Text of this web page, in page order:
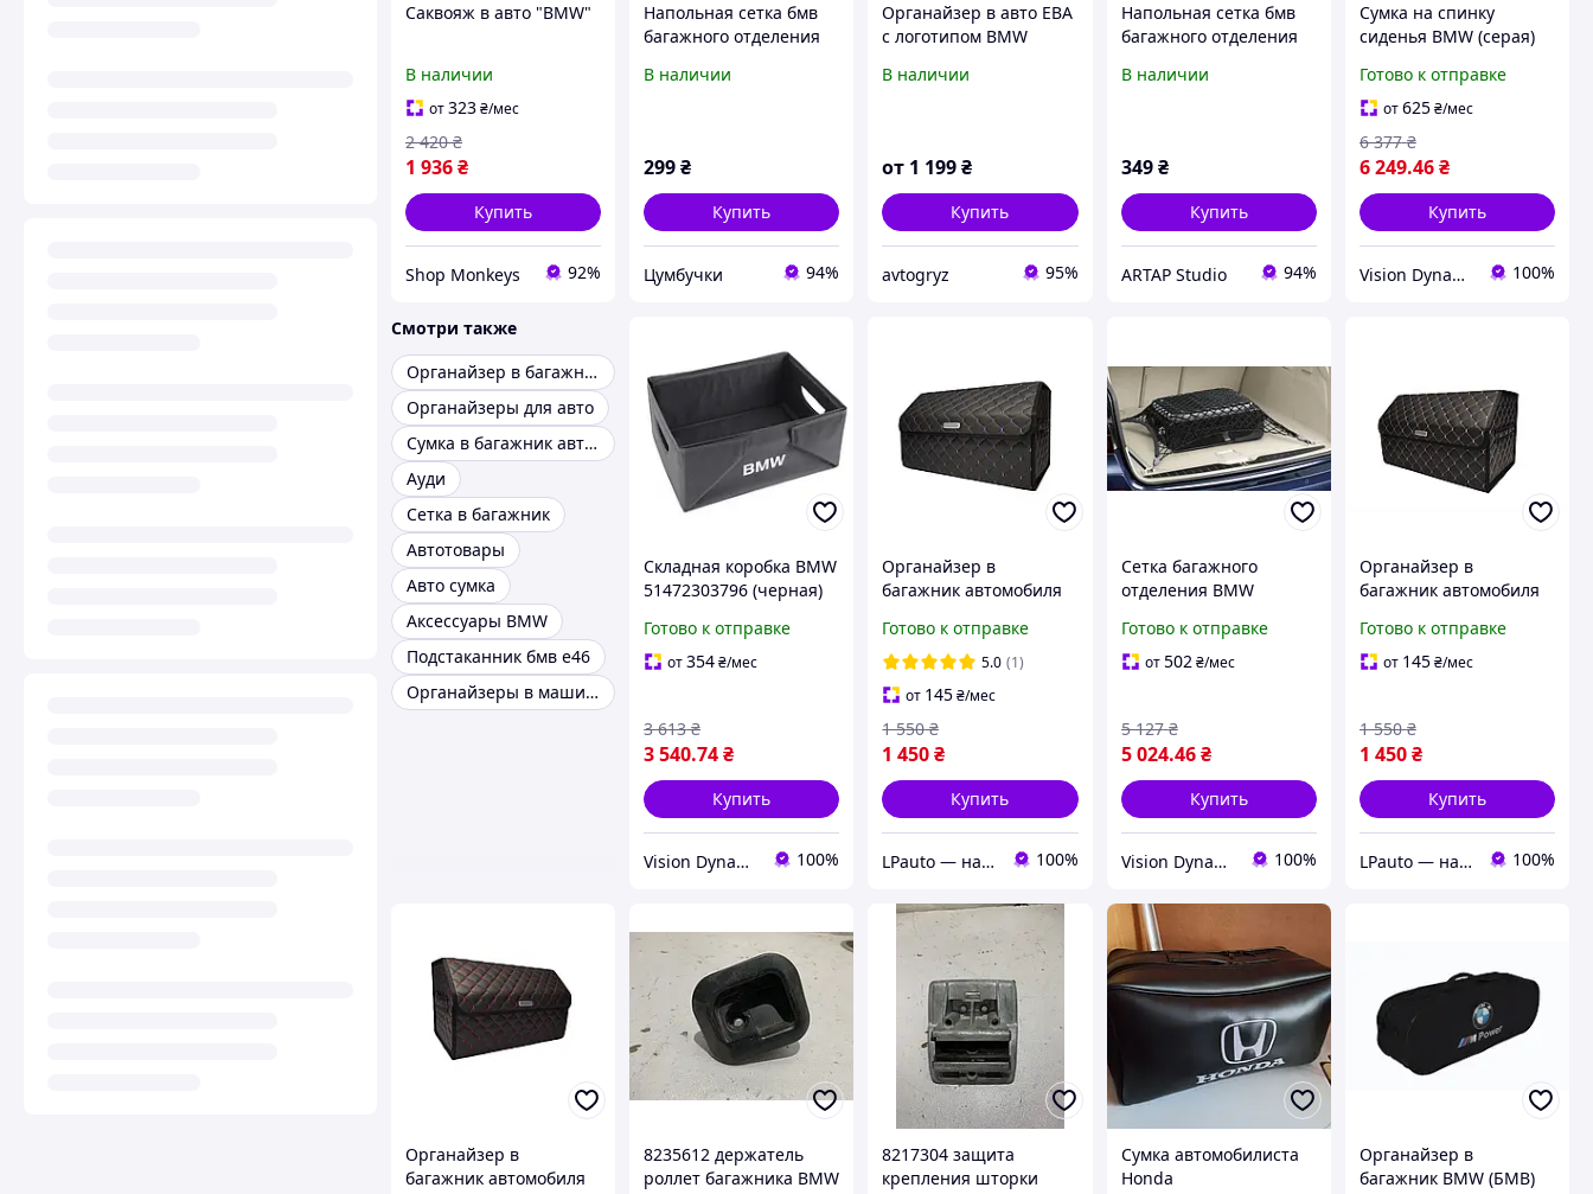
Саквояж в авто "BMW"
В наличии
от323₴/мес
1 936₴
2 420 ₴
Купить
Shop Monkeys 92%
Напольная сетка бмв
багажного отделения
3 F31 X1 F48
В наличии
299₴
Купить
Цумбучки 94%
Органайзер в авто ЕВА
с логотипом BMW
В наличии
от 1 199₴
Купить
avtogryz 95%
Напольная сетка бмв
багажного отделения
3 F31 X1 F48
В наличии
349 ₴
Купить
ARTAP Studio 94%
Сумка на спинку
сиденья BMW (серая)
X1 X6, iX3- 52122406212
Готово к отправке
от625₴/мес
6 249.46₴
6 377 ₴
Купить
Vision Dynamics 100%
Смотри также
Органайзер в багажник автомобиля
Органайзеры для авто
Сумка в багажник автомобиля
Ауди
Сетка в багажник
Автотовары
Авто сумка
Аксессуары BMW
Подстаканник бмв е46
Органайзеры в машину
Складная коробка BMW
51472303796 (черная)
Готово к отправке
от354₴/мес
3 540.74₴
3 613 ₴
Купить
Vision Dynamics 100%
Органайзер в
багажник автомобиля
с синей нитью
Готово к отправке
5.0 (1)
от 145₴/мес
1 450₴
1 550 ₴
Купить
LPauto — надёжные решения для вашей техники 100%
Сетка багажного
отделения BMW
Готово к отправке
от502 ₴/мес
5 024.46 ₴
5 127 ₴
Купить
Vision Dynamics 100%
Органайзер в
багажник автомобиля
с серой нитью
Готово к отправке
от 145₴/мес
1 450₴
1 550 ₴
Купить
LPauto — надёжные решения для вашей техники 100%
Органайзер в
багажник автомобиля
8235612 держатель
роллет багажника BMW
8217304 защита
крепления шторки
Сумка автомобилиста
Honda
Органайзер в
багажник BMW (БМВ)